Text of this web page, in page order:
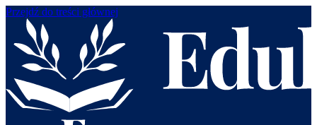
Przejdź do treści głównej